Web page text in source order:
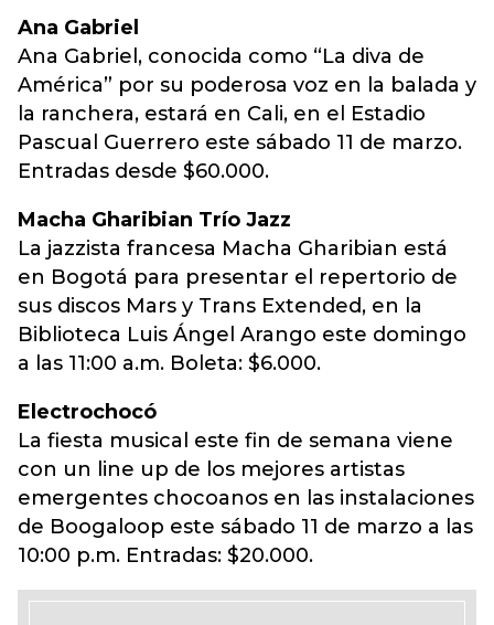
Ana Gabriel
Ana Gabriel, conocida como “La diva de
América” por su poderosa voz en la balada y
la ranchera, estará en Cali, en el Estadio
Pascual Guerrero este sábado 11 de marzo.
Entradas desde $60.000.
Macha Gharibian Trío Jazz
La jazzista francesa Macha Gharibian está
en Bogotá para presentar el repertorio de
sus discos Mars y Trans Extended, en la
Biblioteca Luis Ángel Arango este domingo
a las 11:00 a.m. Boleta: $6.000.
Electrochocó
La fiesta musical este fin de semana viene
con un line up de los mejores artistas
emergentes chocoanos en las instalaciones
de Boogaloop este sábado 11 de marzo a las
10:00 p.m. Entradas: $20.000.